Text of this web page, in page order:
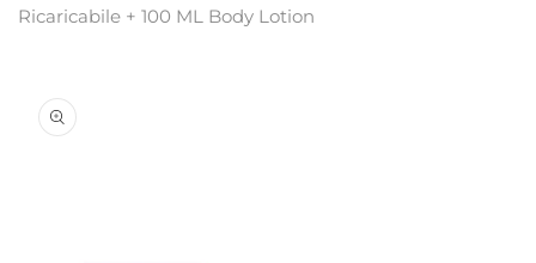
Ricaricabile + 100 ML Body Lotion
informazioni
sul prodotto